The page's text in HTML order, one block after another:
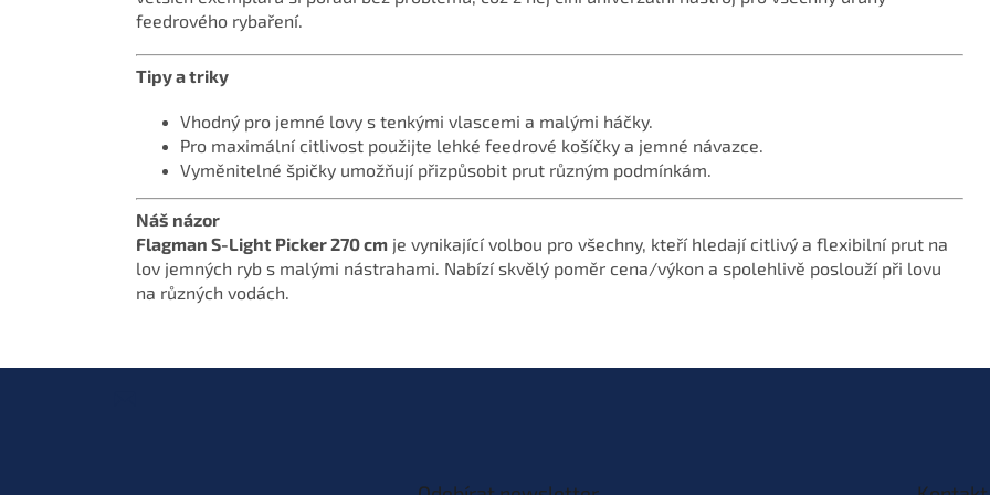
feedrového rybaření.
Tipy a triky
Vhodný pro jemné lovy s tenkými vlascemi a malými háčky.
Pro maximální citlivost použijte lehké feedrové košíčky a jemné návazce.
Vyměnitelné špičky umožňují přizpůsobit prut různým podmínkám.
Náš názor
Flagman S-Light Picker 270 cm je vynikající volbou pro všechny, kteří hledají citlivý a flexibilní prut na
lov jemných ryb s malými nástrahami. Nabízí skvělý poměr cena/výkon a spolehlivě poslouží při lovu
na různých vodách.